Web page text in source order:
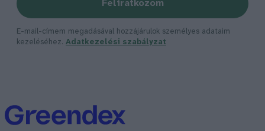
Feliratkozom
E-mail-címem megadásával hozzájárulok személyes adataim
kezeléséhez. Adatkezelési szabályzat